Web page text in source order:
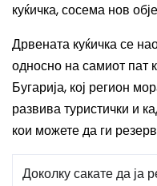
куќичка, сосема нов
Дрвената куќичка се
односно на самиот пат
Бугарија, кој регион
развива туристички и
кои можете да ги
Доколку сакате да ја